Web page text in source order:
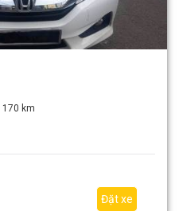
170 km
Đặt xe